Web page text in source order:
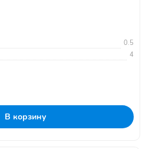
0.5
4
В корзину